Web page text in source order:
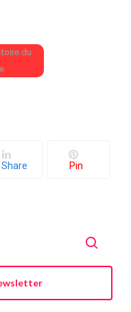
du
Share Pin